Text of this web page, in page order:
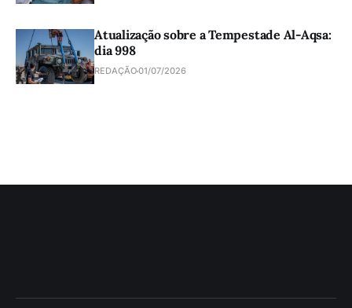
Atualização sobre a Tempestade Al-Aqsa:
dia 998
REDAÇÃO01/07/2026